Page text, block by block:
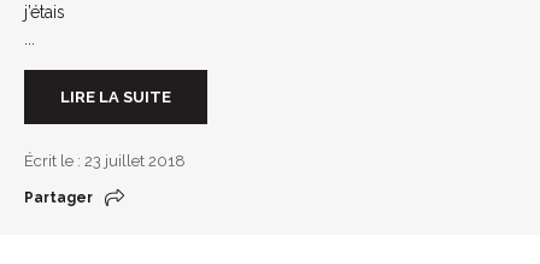
j’étais
LIRE LA SUITE
Écrit le : 23 juillet 2018
Partager